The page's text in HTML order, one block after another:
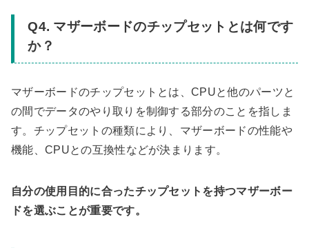
Q4. マザーボードのチップセットとは何です
か？
マザーボードのチップセットとは、CPUと他のパーツと
の間でデータのやり取りを制御する部分のことを指しま
す。チップセットの種類により、マザーボードの性能や
機能、CPUとの互換性などが決まります。
自分の使用目的に合ったチップセットを持つマザーボー
ドを選ぶことが重要です。